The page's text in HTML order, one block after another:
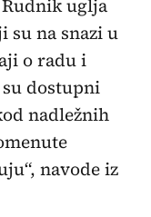
uglja
su na snazi u
o radu i
dostupni
nadležnih
navode iz